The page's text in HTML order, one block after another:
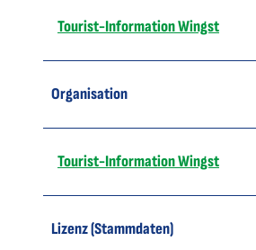
Tourist-Information Wingst
Organisation
Tourist-Information Wingst
Lizenz (Stammdaten)